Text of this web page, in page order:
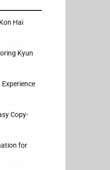
Hai
Kyun
Experience
Copy-
for